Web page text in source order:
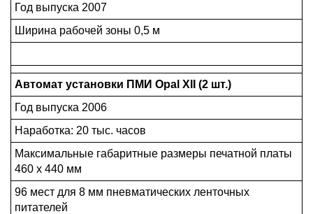
Год выпуска 2007
Ширина рабочей зоны 0,5 м
Автомат установки ПМИ Opal XII (2 шт.)
Год выпуска 2006
Наработка: 20 тыс. часов
Максимальные габаритные размеры печатной платы
460 х 440 мм
96 мест для 8 мм пневматических ленточных
питателей